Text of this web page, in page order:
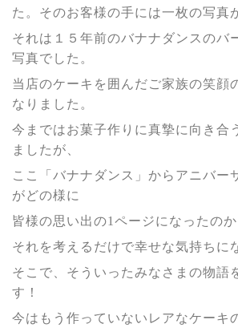
た。そのお客様の手には一枚の写真
それは１５年前のバナナダンスのバ
写真でした。
当店のケーキを囲んだご家族の笑顔
なりました。
今まではお菓子作りに真摯に向き合
ましたが、
ここ「バナナダンス」からアニバー
がどの様に
皆様の思い出の1 ページになったの
それを考えるだけで幸せな気持ちに
そこで、そういったみなさまの物語
す！
今はもう作っていないレアなケーキ